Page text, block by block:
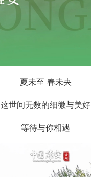
夏未至 春未央
这世间无数的细微与美好
等待与你相遇